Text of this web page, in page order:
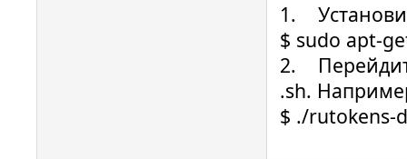
1.
$ sudo apt-
2.
.sh.
$ ./rutokens-